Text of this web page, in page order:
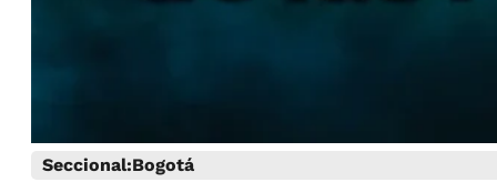
Seccional:Bogotá